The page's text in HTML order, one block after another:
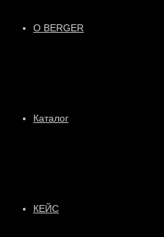
О BERGER
Каталог
КЕЙС